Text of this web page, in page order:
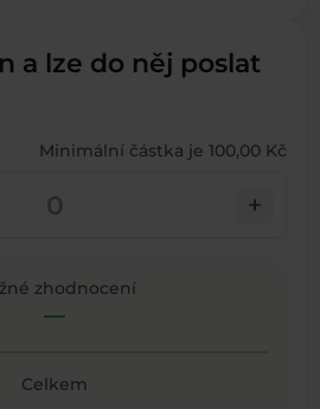
a lze do něj poslat
Minimální částka je 100,00 Kč
add
zhodnocení
—
Celkem